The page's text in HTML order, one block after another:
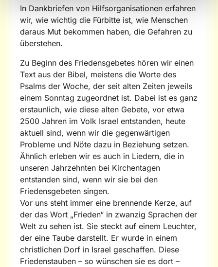
In Dankbriefen von Hilfsorganisationen erfahren
wir, wie wichtig die Fürbitte ist, wie Menschen
daraus Mut bekommen haben, die Gefahren zu
überstehen.
Zu Beginn des Friedensgebetes hören wir einen
Text aus der Bibel, meistens die Worte des
Psalms der Woche, der seit alten Zeiten jeweils
einem Sonntag zugeordnet ist. Dabei ist es ganz
erstaunlich, wie diese alten Gebete, vor etwa
2500 Jahren im Volk Israel entstanden, heute
aktuell sind, wenn wir die gegenwärtigen
Probleme und Nöte dazu in Beziehung setzen.
Ähnlich erleben wir es auch in Liedern, die in
unseren Jahrzehnten bei Kirchentagen
entstanden sind, wenn wir sie bei den
Friedensgebeten singen.
Vor uns steht immer eine brennende Kerze, auf
der das Wort „Frieden“ in zwanzig Sprachen der
Welt zu sehen ist. Sie steckt auf einem Leuchter,
der eine Taube darstellt. Er wurde in einem
christlichen Dorf in Israel geschaffen. Diese
Friedenstauben – so wünschen sie es dort –